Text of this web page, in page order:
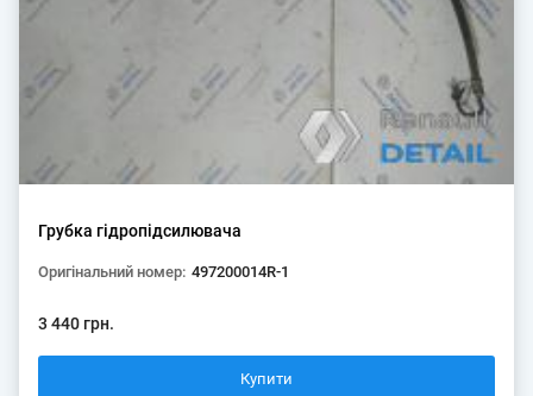
Грубка гідропідсилювача
Оригінальний номер: 497200014R-1
3 440 грн.